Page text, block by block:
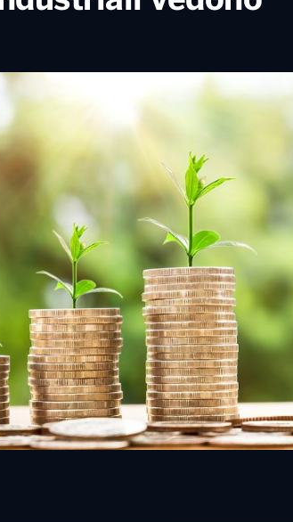
d’Italia: “Ad agosto i tassi sui
sono aumentati al 4,67%. In
i prestiti a famiglie e imprese”
Ottobre, 2023
credito e
vedono